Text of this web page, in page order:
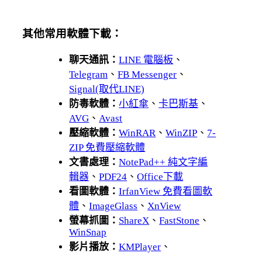
其他常用軟體下載：
聊天通訊：LINE 電腦板 、
Telegram 、FB Messenger 、
Signal(取代LINE)
防毒軟體：小紅傘 、卡巴斯基 、
AVG 、 Avast
壓縮軟體：WinRAR 、WinZIP 、 7-
ZIP 免費壓縮軟體
文書處理：NotePad++ 純文字編
輯器 、PDF24 、Office下載
看圖軟體：IrfanView 免費看圖軟
體 、ImageGlass 、 XnView
螢幕抓圖： ShareX 、FastStone 、
WinSnap
影片播放：KMPlayer 、